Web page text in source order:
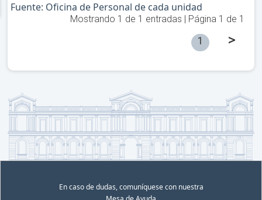
Fuente: Oficina de Personal de cada unidad
Mostrando 1 de 1 entradas | Página 1 de 1
1
>
En caso de dudas, comuníquese con nuestra